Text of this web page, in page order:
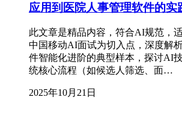
应用到医院人事管理软件的实
此文章是精品内容，符合AI规范，
中国移动AI面试为切入点，深度解
件智能化进阶的典型样本，探讨AI
统核心流程（如候选人筛选、面…
2025年10月21日